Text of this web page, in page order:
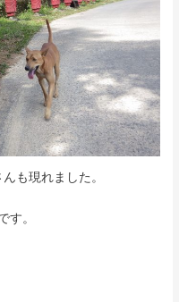
も現れました。
す。